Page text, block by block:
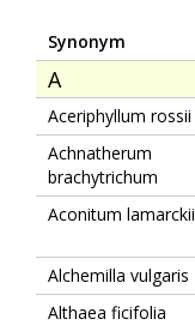
Synonym
A
Aceriphyllum rossii
Achnatherum
brachytrichum
Aconitum lamarckii
Alchemilla vulgaris
Althaea ficifolia